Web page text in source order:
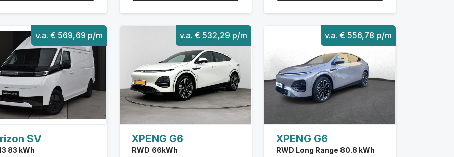
v.a. € 569,69 p/m
SV
83 kWh
v.a. € 532,29 p/m
XPENG G6
RWD 66kWh
v.a. € 556,78 p/m
XPENG G6
RWD Long Range 80.8 kWh